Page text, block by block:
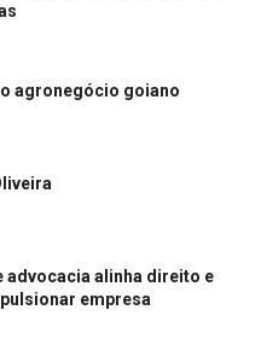
agronegócio goiano
advocacia alinha direito e
empresa